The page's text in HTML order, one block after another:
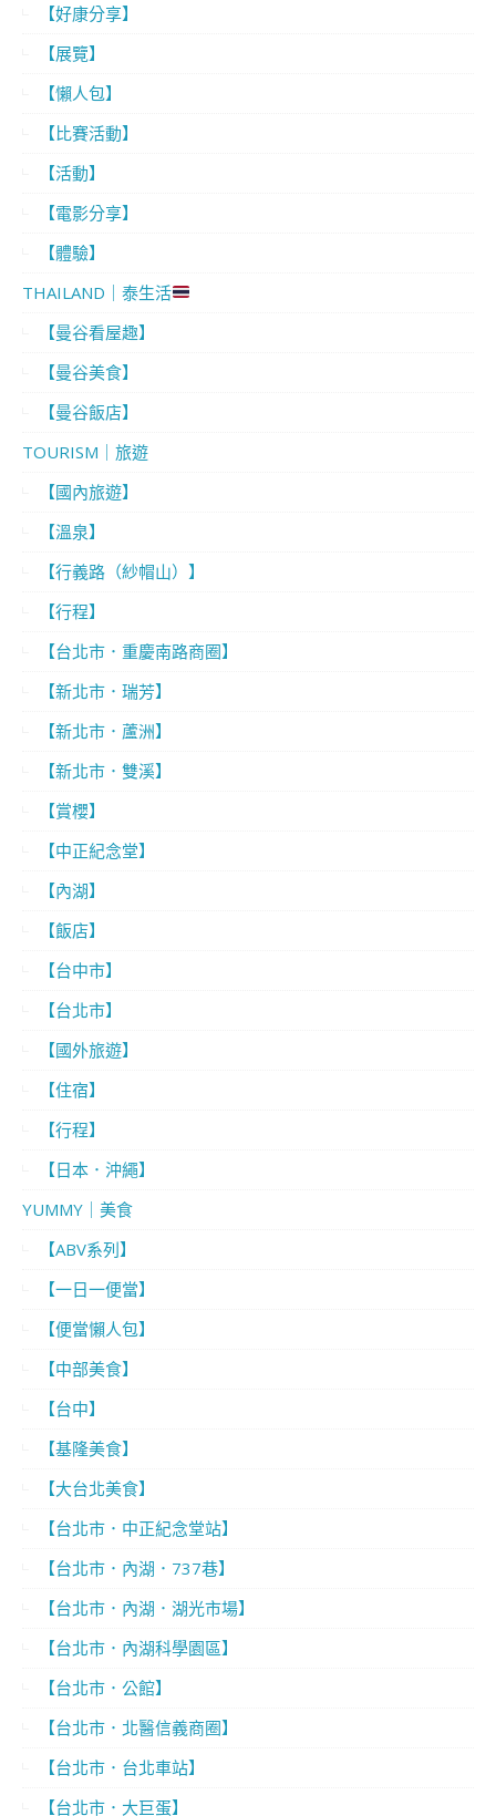
【好康分享】
【展覽】
【懶人包】
【比賽活動】
【活動】
【電影分享】
【體驗】
THAILAND｜泰生活
【曼谷看屋趣】
【曼谷美食】
【曼谷飯店】
TOURISM｜旅遊
【國內旅遊】
【溫泉】
【行義路（紗帽山）】
【行程】
【台北市．重慶南路商圈】
【新北市．瑞芳】
【新北市．蘆洲】
【新北市．雙溪】
【賞櫻】
【中正紀念堂】
【內湖】
【飯店】
【台中市】
【台北市】
【國外旅遊】
【住宿】
【行程】
【日本．沖繩】
YUMMY｜美食
【ABV系列】
【一日一便當】
【便當懶人包】
【中部美食】
【台中】
【基隆美食】
【大台北美食】
【台北市．中正紀念堂站】
【台北市．內湖．737巷】
【台北市．內湖．湖光市場】
【台北市．內湖科學園區】
【台北市．公館】
【台北市．北醫信義商圈】
【台北市．台北車站】
【台北市．大巨蛋】